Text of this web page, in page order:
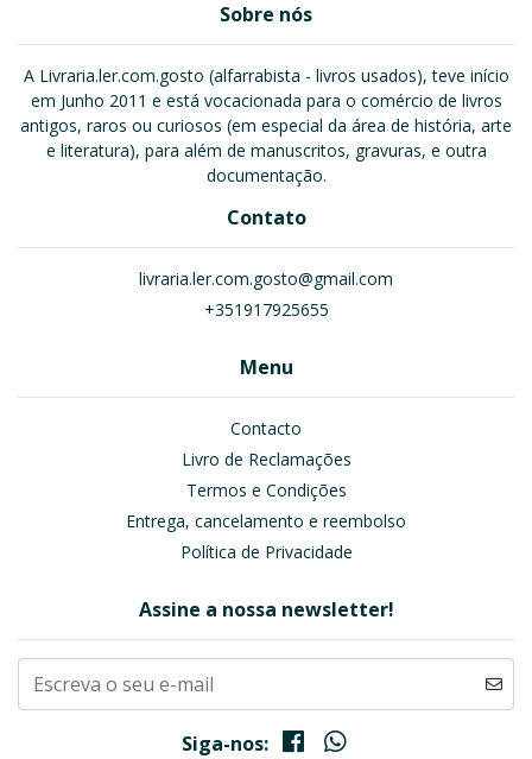
Sobre nós
A Livraria.ler.com.gosto (alfarrabista - livros usados), teve início
em Junho 2011 e está vocacionada para o comércio de livros
antigos, raros ou curiosos (em especial da área de história, arte
e literatura), para além de manuscritos, gravuras, e outra
documentação.
Contato
livraria.ler.com.gosto@gmail.com
+351917925655
Menu
Contacto
Livro de Reclamações
Termos e Condições
Entrega, cancelamento e reembolso
Política de Privacidade
Assine a nossa newsletter!
Siga-nos: